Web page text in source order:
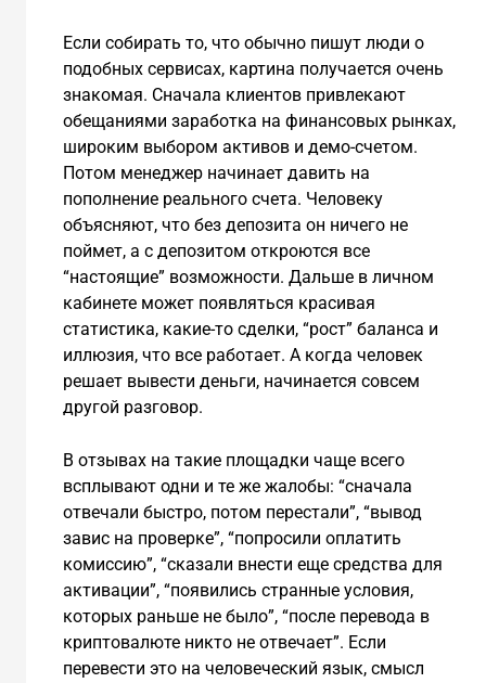
Если собирать то, что обычно пишут люди о
подобных сервисах, картина получается очень
знакомая. Сначала клиентов привлекают
обещаниями заработка на финансовых рынках,
широким выбором активов и демо-счетом.
Потом менеджер начинает давить на
пополнение реального счета. Человеку
объясняют, что без депозита он ничего не
поймет, а с депозитом откроются все
“настоящие” возможности. Дальше в личном
кабинете может появляться красивая
статистика, какие-то сделки, “рост” баланса и
иллюзия, что все работает. А когда человек
решает вывести деньги, начинается совсем
другой разговор.
В отзывах на такие площадки чаще всего
всплывают одни и те же жалобы: “сначала
отвечали быстро, потом перестали”, “вывод
завис на проверке”, “попросили оплатить
комиссию”, “сказали внести еще средства для
активации”, “появились странные условия,
которых раньше не было”, “после перевода в
криптовалюте никто не отвечает”. Если
перевести это на человеческий язык, смысл